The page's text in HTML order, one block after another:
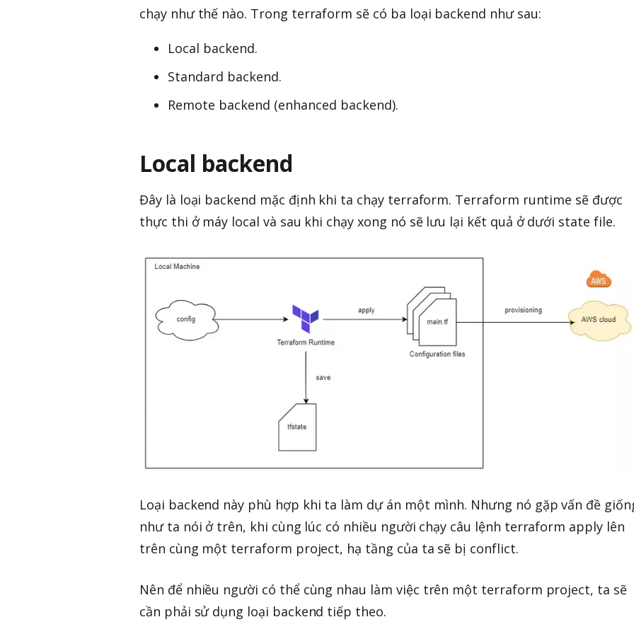
chạy như thế nào. Trong terraform sẽ có ba loại backend như sau:
Local backend.
Standard backend.
Remote backend (enhanced backend).
Local backend
Đây là loại backend mặc định khi ta chạy terraform. Terraform runtime sẽ được
thực thi ở máy local và sau khi chạy xong nó sẽ lưu lại kết quả ở dưới state file.
Loại backend này phù hợp khi ta làm dự án một mình. Nhưng nó gặp vấn đề
như ta nói ở trên, khi cùng lúc có nhiều người chạy câu lệnh terraform apply lên
trên cùng một terraform project, hạ tầng của ta sẽ bị conflict.
Nên để nhiều người có thể cùng nhau làm việc trên một terraform project, ta sẽ
cần phải sử dụng loại backend tiếp theo.